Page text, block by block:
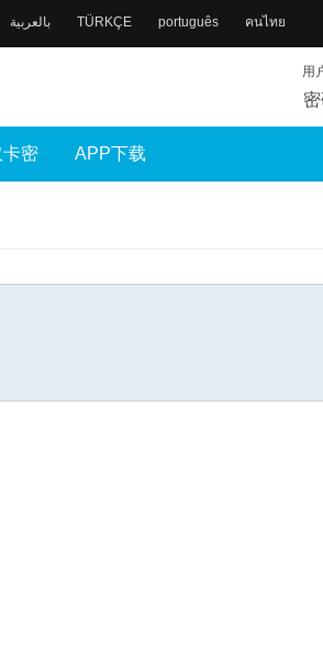
بالعربية TÜRKÇE português คนไทย
用
卡密 APP下载